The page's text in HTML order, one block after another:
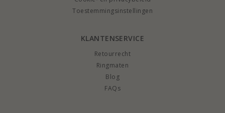
Toestemmingsinstellingen
KLANTENSERVICE
Retourrecht
Ringmaten
Blog
FAQs